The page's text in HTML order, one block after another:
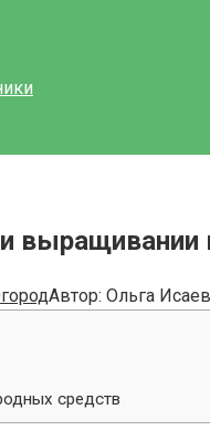
выращивании
Автор: Ольга
средств